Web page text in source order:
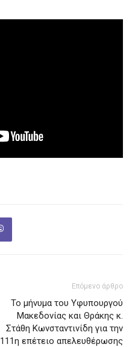
Επόμενο άρθρο
Το μήνυμα του Υφυπουργού
Μακεδονίας και Θράκης κ.
Στάθη Κωνσταντινίδη για την
111η επέτειο απελευθέρωσης